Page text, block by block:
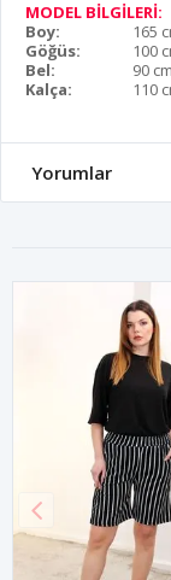
MODEL BİLGİLERİ:
Boy:
165
Göğüs:
100
Bel:
90 cm
Kalça:
110
Yorumlar